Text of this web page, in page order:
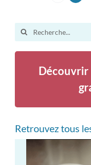
Search
for:
Découvrir
Retrouvez tous